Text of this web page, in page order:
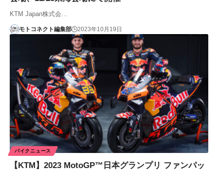
KTM Japan株式会…
モトコネクト編集部 2023年10月19日
バイクニュース
【KTM】2023 MotoGP™日本グランプリ ファンパッ